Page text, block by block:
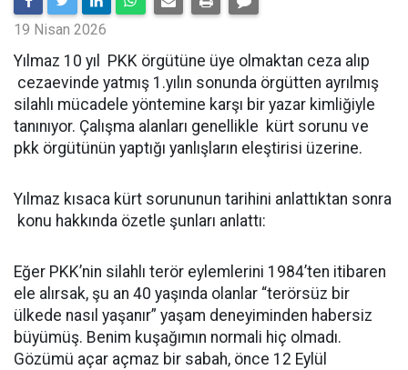
19 Nisan 2026
Yılmaz 10 yıl PKK örgütüne üye olmaktan ceza alıp
cezaevinde yatmış 1.yılın sonunda örgütten ayrılmış
silahlı mücadele yöntemine karşı bir yazar kimliğiyle
tanınıyor. Çalışma alanları genellikle kürt sorunu ve
pkk örgütünün yaptığı yanlışların eleştirisi üzerine.
Yılmaz kısaca kürt sorununun tarihini anlattıktan sonra
konu hakkında özetle şunları anlattı:
Eğer PKK’nin silahlı terör eylemlerini 1984’ten itibaren
ele alırsak, şu an 40 yaşında olanlar “terörsüz bir
ülkede nasıl yaşanır” yaşam deneyiminden habersiz
büyümüş. Benim kuşağımın normali hiç olmadı.
Gözümü açar açmaz bir sabah, önce 12 Eylül